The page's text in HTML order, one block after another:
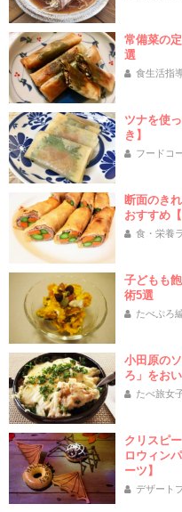
常備菜の
選
食生活指
ツナを使
き】
フードコ
断面のき
おすすめ
食・栄養
子どもも
術5選
たべぷろ
小田原の
ろ」をお
たべ旅女
クリスピ
ロウィン
ーツ】
デザート